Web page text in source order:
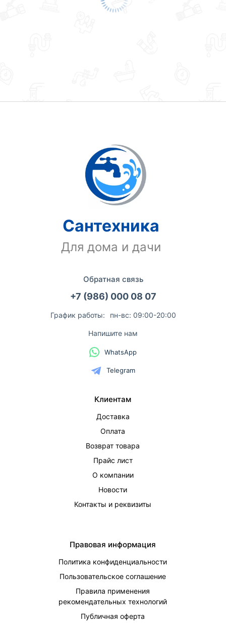
Сантехника
Для дома и дачи
Обратная связь
+7 (986) 000 08 07
График работы: пн-вс: 09:00-20:00
Напишите нам
WhatsApp
Telegram
Клиентам
Доставка
Оплата
Возврат товара
Прайс лист
О компании
Новости
Контакты и реквизиты
Правовая информация
Политика конфиденциальности
Пользовательское соглашение
Правила применения
рекомендательных технологий
Публичная оферта